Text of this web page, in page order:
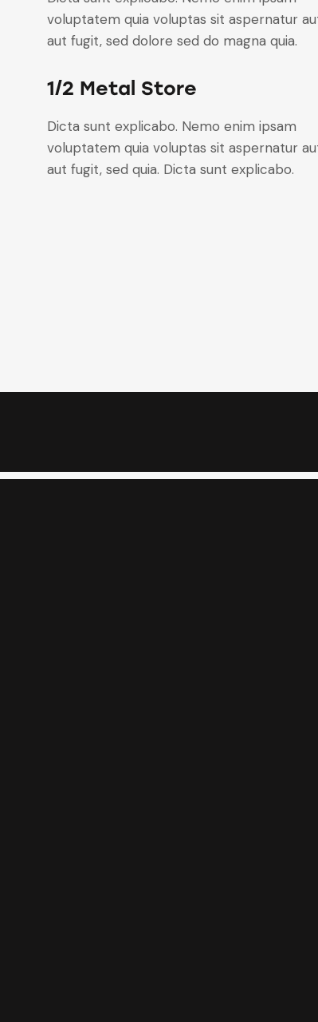
voluptatem quia voluptas sit aspernatur
aut fugit, sed dolore sed do magna quia.
1/2 Metal Store
Dicta sunt explicabo. Nemo enim ipsam
voluptatem quia voluptas sit aspernatur
aut fugit, sed quia. Dicta sunt explicabo.